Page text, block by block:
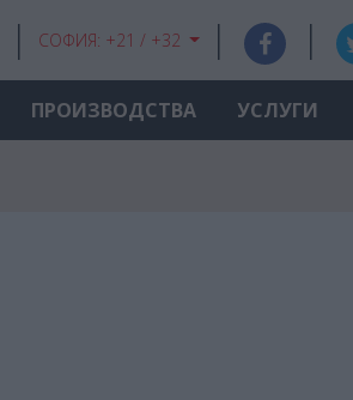
СОФИЯ: +21 / +32
ПРОИЗВОДСТВА УСЛУГИ